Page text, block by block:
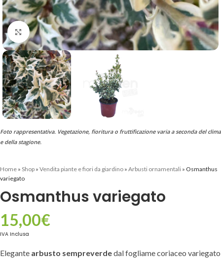
Clicca per ingrandire
Foto rappresentativa. Vegetazione, fioritura o fruttificazione varia a seconda del clima
e della stagione.
Home » Shop » Vendita piante e fiori da giardino » Arbusti ornamentali » Osmanthus
variegato
Osmanthus variegato
15,00€
IVA Inclusa
Elegante arbusto sempreverdedal fogliame coriaceo variegato